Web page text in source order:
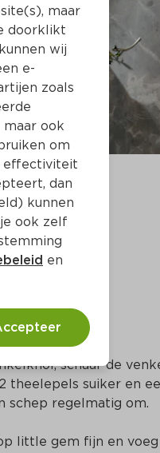
schaaf de
theelepels suiker en
schep regelmatig om.
little gem fijn en
maar
doorklikt
wij
e-
zoals
ook
om
effectiviteit
dan
kunnen
ook zelf
en